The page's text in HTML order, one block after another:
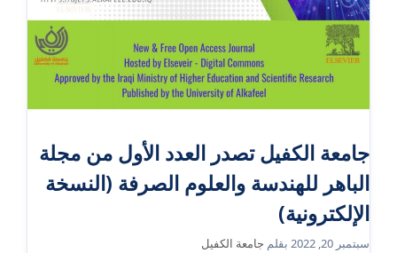
جامعة الكفيل تصدر العدد الأول من مجلة
الباهر للهندسة والعلوم الصرفة (النسخة
الإلكترونية)
سبتمبر 20, 2022 بقلم جامعة الكفيل